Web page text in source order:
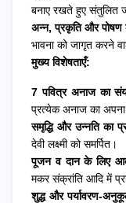
बनाए रखते हुए संतुलित
अन्न, प्रकृति और पोषण
भावना को जागृत करने
मुख्य विशेषताएँ:
7 पवित्र अनाज का
प्रत्येक अनाज का अपना
समृद्धि और उन्नति का
देवी लक्ष्मी को समर्पित।
पूजन व दान के लिए
मकर संक्रांति आदि में
शुद्ध और पर्यावरण-